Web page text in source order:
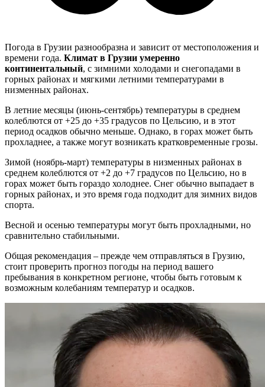
Погода в Грузии разнообразна и зависит от местоположения и
времени года. Климат в Грузии умеренно
континентальный, с зимними холодами и снегопадами в
горных районах и мягкими летними температурами в
низменных районах.
В летние месяцы (июнь-сентябрь) температуры в среднем
колеблются от +25 до +35 градусов по Цельсию, и в этот
период осадков обычно меньше. Однако, в горах может быть
прохладнее, а также могут возникать кратковременные грозы.
Зимой (ноябрь-март) температуры в низменных районах в
среднем колеблются от +2 до +7 градусов по Цельсию, но в
горах может быть гораздо холоднее. Снег обычно выпадает в
горных районах, и это время года подходит для зимних видов
спорта.
Весной и осенью температуры могут быть прохладными, но
сравнительно стабильными.
Общая рекомендация – прежде чем отправляться в Грузию,
стоит проверить прогноз погоды на период вашего
пребывания в конкретном регионе, чтобы быть готовым к
возможным колебаниям температур и осадков.